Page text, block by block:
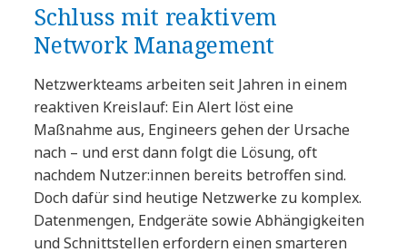
Schluss mit reaktivem
Network Management
Netzwerkteams arbeiten seit Jahren in einem
reaktiven Kreislauf: Ein Alert löst eine
Maßnahme aus, Engineers gehen der Ursache
nach – und erst dann folgt die Lösung, oft
nachdem Nutzer:innen bereits betroffen sind.
Doch dafür sind heutige Netzwerke zu komplex.
Datenmengen, Endgeräte sowie Abhängigkeiten
und Schnittstellen erfordern einen smarteren